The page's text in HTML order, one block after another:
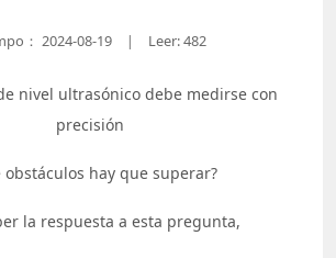
： 2024-08-19 | Leer: 482
nivel ultrasónico debe medirse con
precisión
obstáculos hay que superar?
la respuesta a esta pregunta,